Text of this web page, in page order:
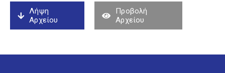
Λήψη
Αρχείου
Προβολή
Αρχείου